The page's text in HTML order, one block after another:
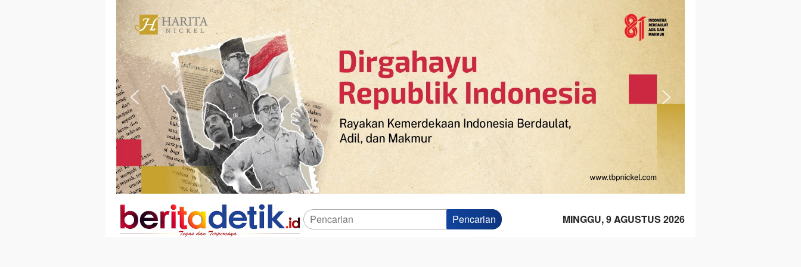
Loncat
konten
Pencarian MINGGU, 9 AGUSTUS 2026